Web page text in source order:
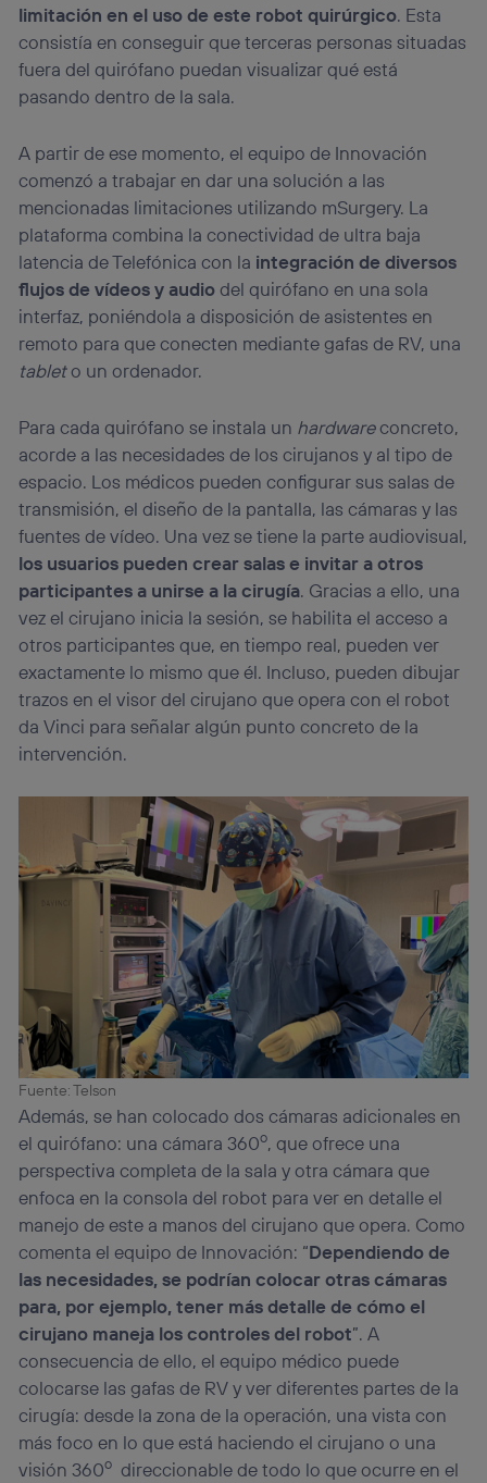
limitación en el uso de este robot quirúrgico. Esta
consistía en conseguir que terceras personas situadas
fuera del quirófano puedan visualizar qué está
pasando dentro de la sala.
A partir de ese momento, el equipo de Innovación
comenzó a trabajar en dar una solución a las
mencionadas limitaciones utilizando mSurgery. La
plataforma combina la conectividad de ultra baja
latencia de Telefónica con la integración de diversos
flujos de vídeos y audiodel quirófano en una sola
interfaz, poniéndola a disposición de asistentes en
remoto para que conecten mediante gafas de RV, una
tableto un ordenador.
Para cada quirófano se instala un hardwareconcreto,
acorde a las necesidades de los cirujanos y al tipo de
espacio. Los médicos pueden configurar sus salas de
transmisión, el diseño de la pantalla, las cámaras y las
fuentes de vídeo. Una vez se tiene la parte audiovisual,
los usuarios pueden crear salas e invitar a otros
participantes a unirse a la cirugía. Gracias a ello, una
vez el cirujano inicia la sesión, se habilita el acceso a
otros participantes que, en tiempo real, pueden ver
exactamente lo mismo que él. Incluso, pueden dibujar
trazos en el visor del cirujano que opera con el robot
da Vinci para señalar algún punto concreto de la
intervención.
Fuente: Telson
Además, se han colocado dos cámaras adicionales en
el quirófano: una cámara 360o, que ofrece una
perspectiva completa de la sala y otra cámara que
enfoca en la consola del robot para ver en detalle el
manejo de este a manos del cirujano que opera. Como
comenta el equipo de Innovación: “Dependiendo de
las necesidades, se podrían colocar otras cámaras
para, por ejemplo, tener más detalle de cómo el
cirujano maneja los controles del robot”. A
consecuencia de ello, el equipo médico puede
colocarse las gafas de RV y ver diferentes partes de la
cirugía: desde la zona de la operación, una vista con
más foco en lo que está haciendo el cirujano o una
visión 360o direccionable de todo lo que ocurre en el